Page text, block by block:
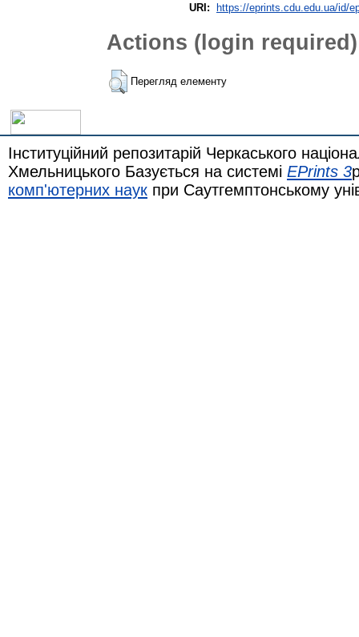
URI: https://eprints.cdu.edu.ua/id/
Actions (login required)
Перегляд елементу
Інституційний репозитарій Черкаського
Хмельницького Базується на системі EPrints 3
комп'ютерних наук при Саутгемптонському